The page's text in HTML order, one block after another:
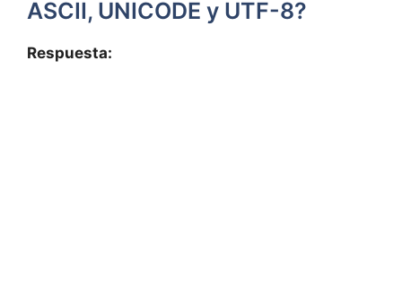
ASCII, UNICODE y UTF-8?
Respuesta: